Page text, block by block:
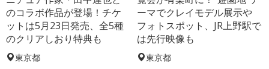
のコラボ作品が登場！チケ
ットは5月23日発売、全5種
のクリアしおり特典も
東京都
ーマでクレイモデル展示や
フォトスポット、JR上野駅で
は先行映像も
東京都